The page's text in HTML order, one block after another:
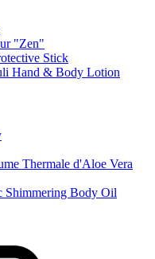
"Zen"
Stick
Hand & Body Lotion
Thermale d'Aloe Vera
Shimmering Body Oil